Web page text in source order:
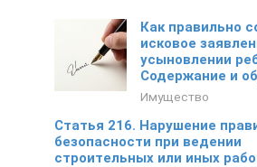
Как правильно
исковое
усыновлении
Содержание и
Имущество
Статья 216. Нарушение
безопасности при ведении
строительных или иных